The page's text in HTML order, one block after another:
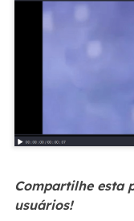
Compartilhe esta
usuários!